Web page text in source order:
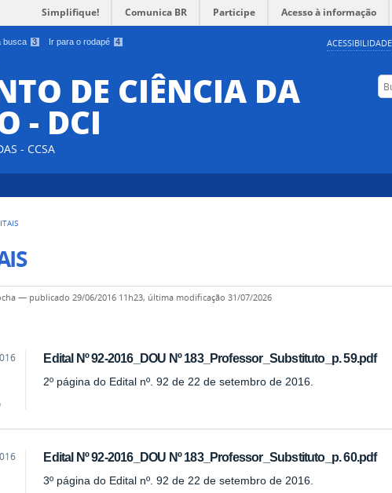
busca 3 Ir para o rodapé 4 ACESSIBILIDADE
Simplifique! Comunica BR Participe Acesso à informação
DE CIÊNCIA DA
- DCI
- CCSA
— publicado 29/06/2016 11h23, última modificação 31/07/2026
Edital Nº 92-2016_DOU Nº 183_Professor_Substituto_p. 59.pdf
2º página do Edital nº. 92 de 22 de setembro de 2016.
Edital Nº 92-2016_DOU Nº 183_Professor_Substituto_p. 60.pdf
3º página do Edital nº. 92 de 22 de setembro de 2016.